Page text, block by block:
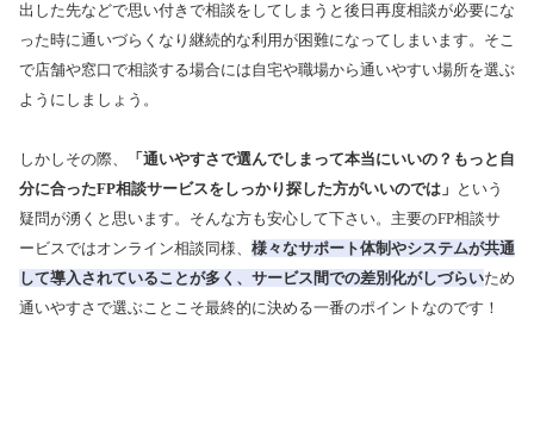
出した先などで思い付きで相談をしてしまうと後日再度相談が必要にな
った時に通いづらくなり継続的な利用が困難になってしまいます。そこ
で店舗や窓口で相談する場合には自宅や職場から通いやすい場所を選ぶ
ようにしましょう。
しかしその際、
「通いやすさで選んでしまって本当にいいの？もっと自
分に合ったFP相談サービスをしっかり探した方がいいのでは」 という
疑問が湧くと思います。そんな方も安心して下さい。主要のFP相談サ
ービスではオンライン相談同様、 様々なサポート体制やシステムが共通
して導入されていることが多く、サービス間での差別化がしづらいため
通いやすさで選ぶことこそ最終的に決める一番のポイントなのです！